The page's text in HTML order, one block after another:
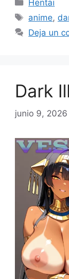
Hentai
Etiquetas
anime,
Deja un
Dark
junio 9, 2026